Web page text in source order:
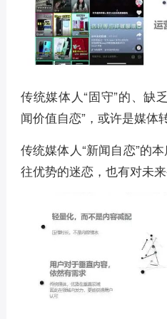
传统媒体人“固守”的、缺
闻价值自恋”，或许是媒体
传统媒体人“新闻自恋”的
往优势的迷恋，也有对未来